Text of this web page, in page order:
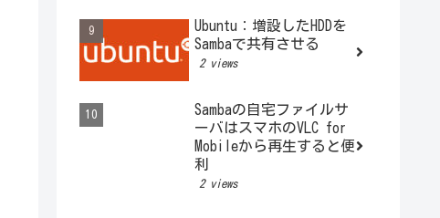
Ubuntu：増設したHDDを
Sambaで共有させる
2 views
Sambaの自宅ファイルサ
ーバはスマホのVLC for
Mobileから再生すると便
利
2 views